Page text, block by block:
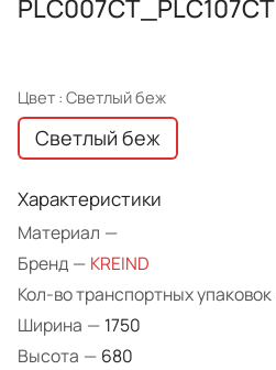
PLC007CT_PLC107CT
Цвет : Светлый беж
Светлый беж
Характеристики
Материал —
Бренд — KREIND
Кол-во транспортных упаковок
Ширина — 1750
Высота — 680